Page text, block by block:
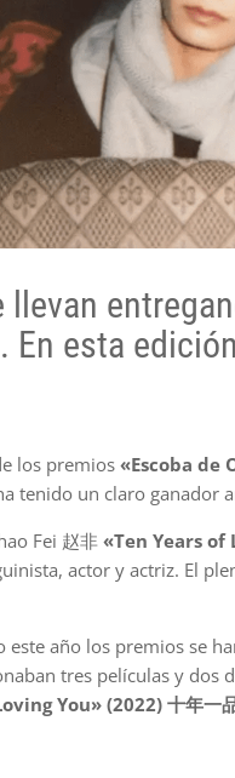
llevan
En esta
los premios «Escoba de
tenido un claro ganador
Fei 赵非 «Ten Years of
actor y actriz. El
este año los premios se
tres películas y dos
You» (2022) 十年一